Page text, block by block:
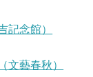
記念館）
文藝春秋）